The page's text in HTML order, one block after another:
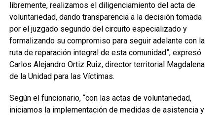
libremente, realizamos el diligenciamiento del acta de
voluntariedad, dando transparencia a la decisión tomada
por el juzgado segundo del circuito especializado y
formalizando su compromiso para seguir adelante con la
ruta de reparación integral de esta comunidad”, expresó
Carlos Alejandro Ortiz Ruiz, director territorial Magdalena
de la Unidad para las Víctimas.
Según el funcionario, “con las actas de voluntariedad,
iniciamos la implementación de medidas de asistencia y